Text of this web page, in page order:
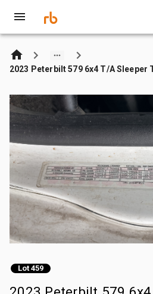
2023 Peterbilt 579 6x4 T/A
Lot 459